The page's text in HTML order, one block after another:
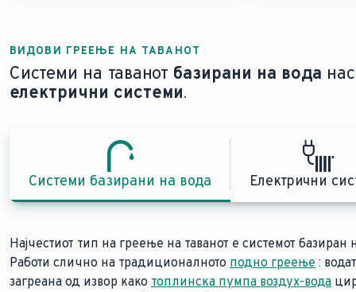
ВИДОВИ ГРЕЕЊЕ НА ТАВАНОТ
Системи на таванот базирани на вода
електрични системи.
Системи базирани на вода Електрични
Најчестиот тип на греење на таванот е системот базиран
Работи слично на традиционалното подно греење :
загреана од извор како топлинска пумпа воздух-вода
инфрацрвеното греење